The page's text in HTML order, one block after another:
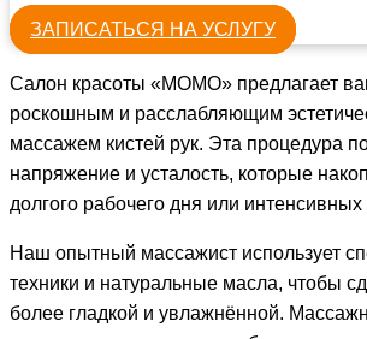
ЗАПИСАТЬСЯ НА УСЛУГУ
Салон красоты «МОМО» предлагает
роскошным и расслабляющим
массажем кистей рук. Эта процедура
напряжение и усталость, которые
долгого рабочего дня или интенсивных
Наш опытный массажист использует
техники и натуральные масла, чтобы
более гладкой и увлажнённой.